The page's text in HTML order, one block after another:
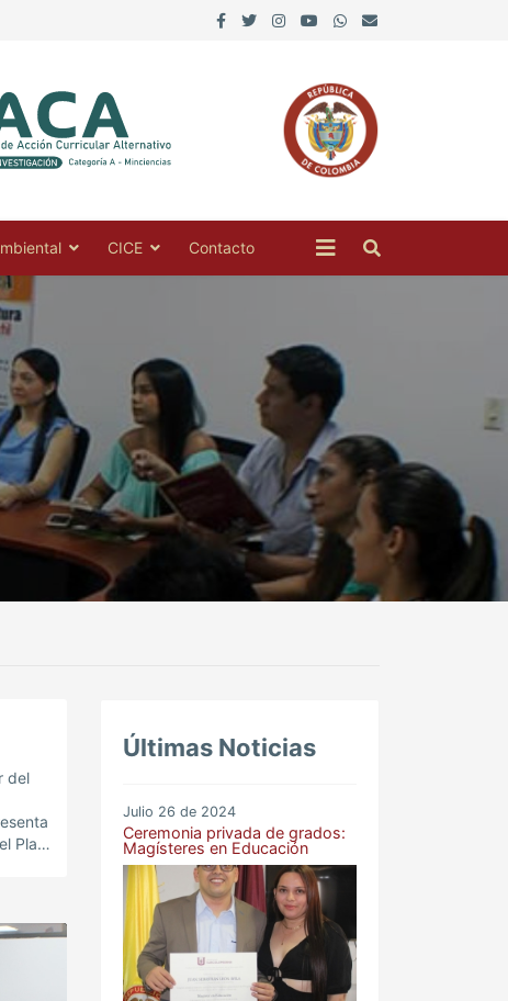
CICE Contacto
del
Plan
Últimas Noticias
Julio 26 de 2024
Ceremonia privada de grados:
Magísteres en Educación